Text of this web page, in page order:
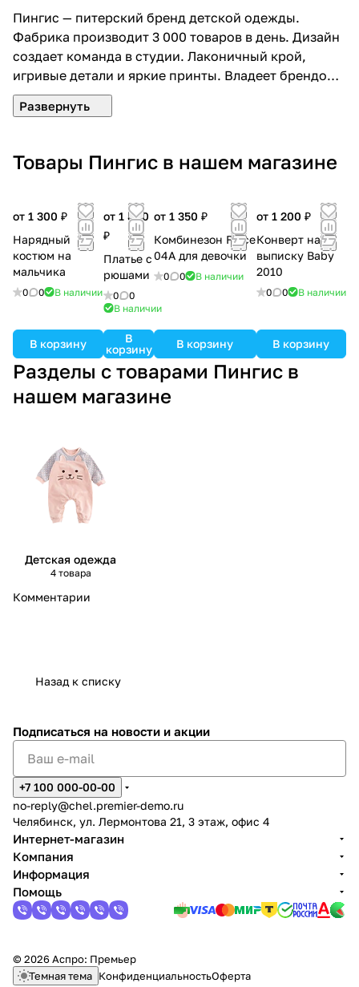
Пингис — питерский бренд детской одежды.
Фабрика производит 3 000 товаров в день. Дизайн
создает команда в студии. Лаконичный крой,
игривые детали и яркие принты. Владеет брендом
молодая семья. Идея создавать одежду появилась
после рождения близнецов. Поэтому владельцы
изделий. Неповторимые образы и модные тренды
— это Пингис.
Товары Пингис в нашем магазине
от 1 300 ₽
Нарядный
костюм на
мальчика
0 0 В наличии
В корзину
от 1 800
₽
Платье с
рюшами
0
0
В наличии
В
корзину
от 1 350 ₽
Комбинезон Force
04A для девочки
0 0 В наличии
В корзину
от 1 200 ₽
Конверт на
выписку Baby
2010
0 0 В наличии
В корзину
Разделы с товарами Пингис в
нашем магазине
Детская одежда
4 товара
Комментарии
Назад к списку
Подписаться на новости и акции
+7 100 000-00-00
no-reply@chel.premier-demo.ru
Челябинск, ул. Лермонтова 21, 3 этаж, офис 4
Интернет-магазин
Компания
Информация
Помощь
© 2026 Аспро: Премьер
Темная тема КонфиденциальностьОферта